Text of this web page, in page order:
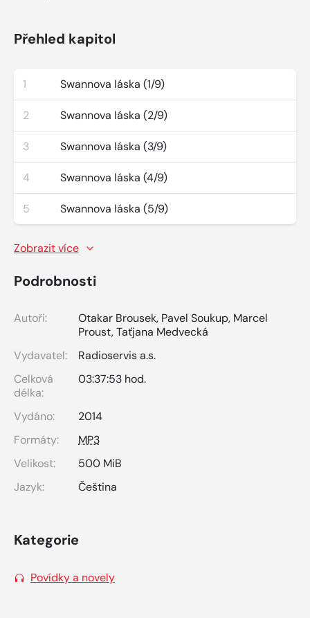
Přehled kapitol
1 Swannova láska (1/9)
2 Swannova láska (2/9)
3 Swannova láska (3/9)
4 Swannova láska (4/9)
5 Swannova láska (5/9)
Zobrazit více
Podrobnosti
Autoři: Otakar Brousek, Pavel Soukup, Marcel
Proust,Taťjana Medvecká
Vydavatel:
Radioservis a.s.
Celková
délka:
03:37:53 hod.
Vydáno:
2014
Formáty:
MP3
Velikost:
500 MiB
Jazyk:
Čeština
Kategorie
Povídky a novely